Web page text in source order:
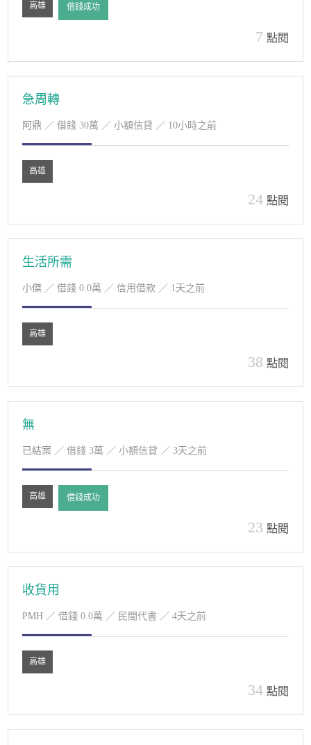
高雄 借錢成功
7 點閱
急周轉
阿鼎 ／ 借錢 30萬 ／ 小額信貸 ／ 10小時之前
高雄
24 點閱
生活所需
小傑 ／ 借錢 0.0萬 ／ 信用借款 ／ 1天之前
高雄
38 點閱
無
已結案 ／ 借錢 3萬 ／ 小額信貸 ／ 3天之前
高雄 借錢成功
23 點閱
收貨用
PMH ／ 借錢 0.0萬 ／ 民間代書 ／ 4天之前
高雄
34 點閱